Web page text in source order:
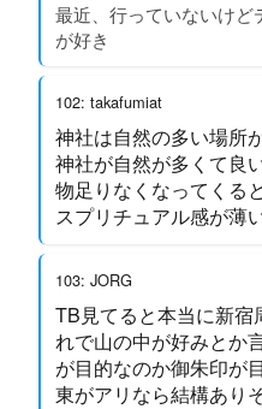
最近、行っていないけど
が好き
102: takafumiat
神社は自然の多い場所
神社が自然が多くて良
物足りなくなってくる
スプリチュアル感が薄い
103: JORG
TB見てると本当に新宿
れで山の中が好みとか
が目的なのか御朱印が
東がアリなら結構あり